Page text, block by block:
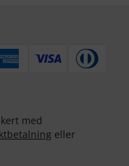
med
eller